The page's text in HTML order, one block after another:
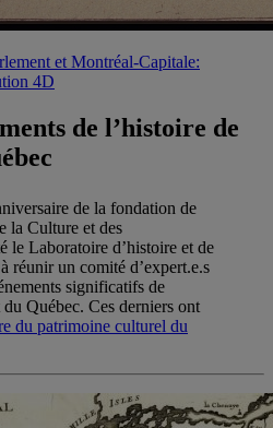
et Montréal-Capitale:
4D
de l’histoire de
de la fondation de
la Culture et des
le Laboratoire d’histoire et de
réunir un comité d’expert.e.s
significatifs de
Québec. Ces derniers ont
du patrimoine culturel du